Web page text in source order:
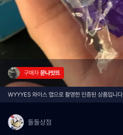
구매자 문나잇뜨
WYYYES 와이스 앱으로 촬영한 인증된 상품입니다
돌돌상점